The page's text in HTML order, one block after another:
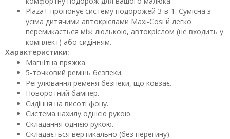
Plaza+ пропонує систему подорожей 3-в-1. Сумісна з
усіма дитячими автокріслами Maxi-Cosi й легко
перемикається між люлькою, автокріслом (не входить у
комплект) або сидінням.
Характеристики:
Магнітна пряжка.
5-точковий ремінь безпеки.
Регулювання ременя безпеки, що ковзає.
Поворотний бампер.
Сидіння на висоті фону.
Система нахилу однією рукою.
Складання однією рукою.
Складається вертикально (без перегину).